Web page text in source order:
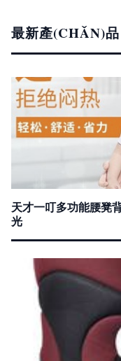
最新產(CHǍN)品
天才一叮多功能腰凳
光